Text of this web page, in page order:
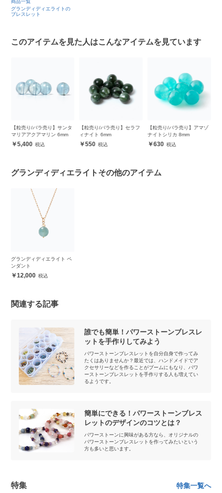
グランディディエライトの
ブレスレット
このアイテムを見た人はこんなアイテムを見ています
【粒売り/バラ売り】サンタ
マリアアクアマリン 6mm
5,400
【粒売り/バラ売り】セラフ
ィナイト 6mm
550
【粒売り/バラ売り】アマゾ
ナイトシリカ 8mm
630
グランディディエライトその他のアイテム
グランディディエライト ペ
ンダント
12,000
関連する記事
誰でも簡単！パワーストーンブレスレ
ットを手作りしてみよう
パワーストーンブレスレットを自分自身で作ってみ
たくはありませんか？最近では、ハンドメイドでア
クセサリーなどを作ることがブームにもなり、パワ
ーストーンブレスレットを手作りする人も増えてい
るようです。
簡単にできる！パワーストーンブレス
レットのデザインのコツとは？
パワーストーンに興味がある方なら、オリジナルの
パワーストーンブレスレットを作ってみたいという
方も多いと思います。
特集 特集一覧へ